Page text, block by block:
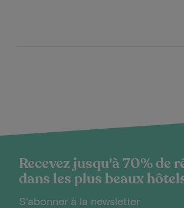
Recevez jusqu'à 70% de
dans les plus beaux
S'abonner à la newsletter